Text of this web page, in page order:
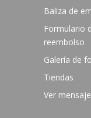
Baliza de
Formulario
reembolso
Galería de
Tiendas
Ver